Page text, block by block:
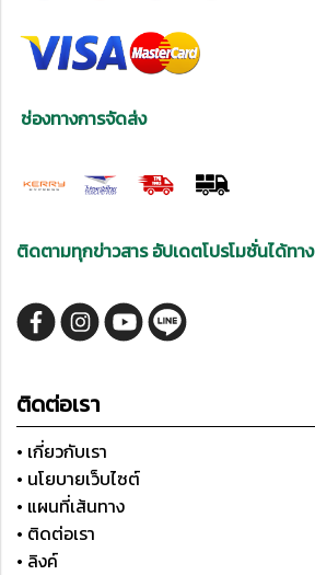
ช่องทางการจัดส่ง
ติดตามทุกข่าวสาร อัปเดตโปรโมชั่นได้ทาง
ติดต่อเรา
• เกี่ยวกับเรา
• นโยบายเว็บไซต์
• แผนที่เส้นทาง
• ติดต่อเรา
• ลิงค์